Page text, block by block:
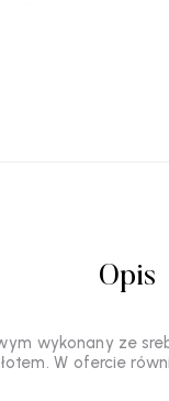
Opis
wykonany ze
W ofercie